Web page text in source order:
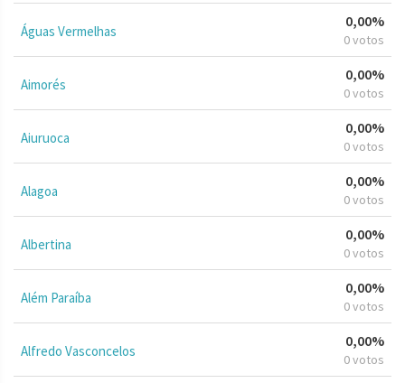
Águas Vermelhas
0,00%
0 votos
Aimorés
0,00%
0 votos
Aiuruoca
0,00%
0 votos
Alagoa
0,00%
0 votos
Albertina
0,00%
0 votos
Além Paraíba
0,00%
0 votos
Alfredo Vasconcelos
0,00%
0 votos